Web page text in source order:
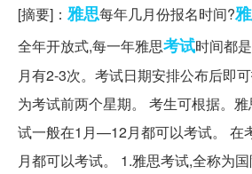
[摘要]： 雅思每年几月份报名时间?
全年开放式,每一年雅思考试时间都
月有2-3次。考试日期安排公布后即
为考试前两个星期。 考生可根据。
试一般在1月—12月都可以考试。
月都可以考试。 1.雅思考试,全称为